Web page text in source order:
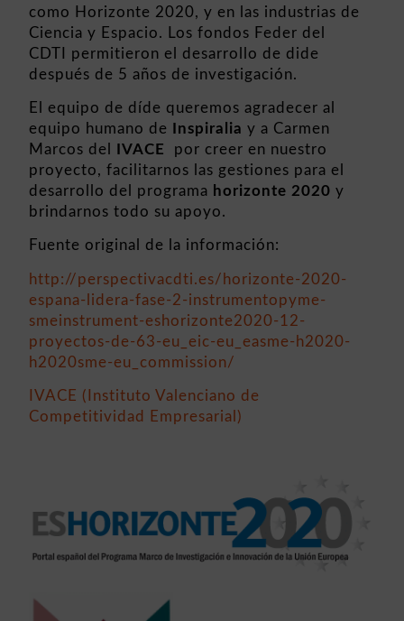
como Horizonte 2020, y en las industrias de
Ciencia y Espacio. Los fondos Feder del
CDTI permitieron el desarrollo de dide
después de 5 años de investigación.
El equipo de díde queremos agradecer al
equipo humano de
Inspiralia y a Carmen
Marcos del
IVACE
por creer en nuestro
proyecto, facilitarnos las gestiones para el
desarrollo del programa horizonte 2020 y
brindarnos todo su apoyo.
Fuente original de la información:
http://perspectivacdti.es/horizonte-2020-
espana-lidera-fase-2-instrumentopyme-
smeinstrument-eshorizonte2020-12-
proyectos-de-63-eu_eic-eu_easme-h2020-
h2020sme-eu_commission/
IVACE (Instituto Valenciano de
Competitividad Empresarial)